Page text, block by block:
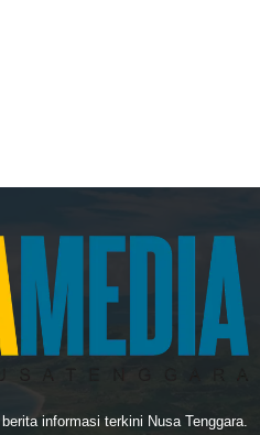
informasi terkini Nusa Tenggara.